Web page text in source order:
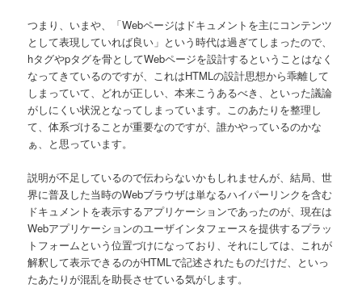
つまり、いまや、「Webページはドキュメントを主にコンテンツ
として表現していれば良い」という時代は過ぎてしまったので、
hタグやpタグを骨としてWebページを設計するということはなく
なってきているのですが、これはHTMLの設計思想から乖離して
しまっていて、どれが正しい、本来こうあるべき、といった議論
がしにくい状況となってしまっています。このあたりを整理し
て、体系づけることが重要なのですが、誰かやっているのかな
ぁ、と思っています。
説明が不足しているので伝わらないかもしれませんが、結局、世
界に普及した当時のWebブラウザは単なるハイパーリンクを含む
ドキュメントを表示するアプリケーションであったのが、現在は
Webアプリケーションのユーザインタフェースを提供するプラッ
トフォームという位置づけになっており、それにしては、これが
解釈して表示できるのがHTMLで記述されたものだけだ、といっ
たあたりが混乱を助長させている気がします。